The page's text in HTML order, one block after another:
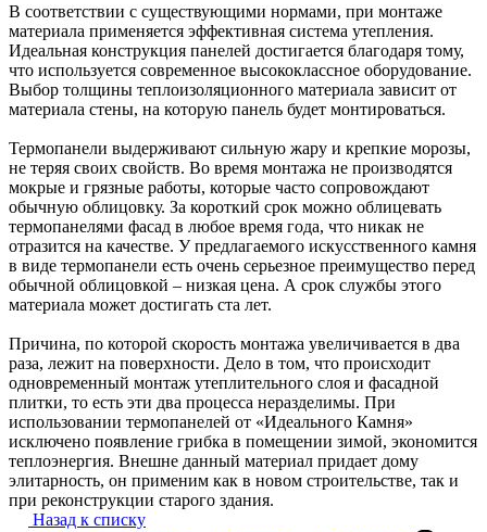
В соответствии с существующими нормами, при монтаже
материала применяется эффективная система утепления.
Идеальная конструкция панелей достигается благодаря тому,
что используется современное высококлассное оборудование.
Выбор толщины теплоизоляционного материала зависит от
материала стены, на которую панель будет монтироваться.
Термопанели выдерживают сильную жару и крепкие морозы,
не теряя своих свойств. Во время монтажа не производятся
мокрые и грязные работы, которые часто сопровождают
обычную облицовку. За короткий срок можно облицевать
термопанелями фасад в любое время года, что никак не
отразится на качестве. У предлагаемого искусственного камня
в виде термопанели есть очень серьезное преимущество перед
обычной облицовкой – низкая цена. А срок службы этого
материала может достигать ста лет.
Причина, по которой скорость монтажа увеличивается в два
раза, лежит на поверхности. Дело в том, что происходит
одновременный монтаж утеплительного слоя и фасадной
плитки, то есть эти два процесса неразделимы. При
использовании термопанелей от «Идеального Камня»
исключено появление грибка в помещении зимой, экономится
теплоэнергия. Внешне данный материал придает дому
элитарность, он применим как в новом строительстве, так и
при реконструкции старого здания.
Назад к списку